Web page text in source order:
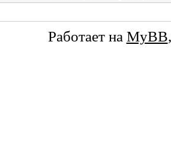
Работает на MyBB